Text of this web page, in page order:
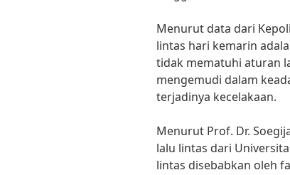
Menurut data dari
lintas hari kemarin
tidak mematuhi aturan
mengemudi dalam
terjadinya kecelakaan.
Menurut Prof. Dr.
lalu lintas dari
lintas disebabkan oleh